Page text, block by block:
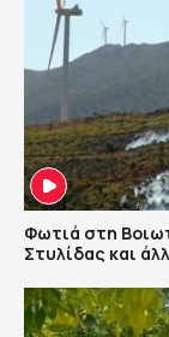
Φωτιά στη
Στυλίδας και